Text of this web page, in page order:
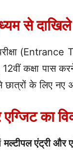
से दाखिले
(Entrance
कक्षा पास
के लिए नए
का
मल्टीपल एंट्री और